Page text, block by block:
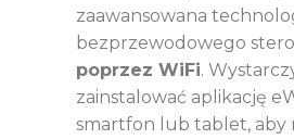
zaawansowana
bezprzewodowego
poprzez WiFi.
zainstalować aplikację
smartfon lub tablet, aby